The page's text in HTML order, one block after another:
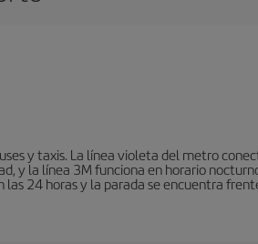
y taxis. La línea violeta del metro
y la línea 3M funciona en horario
las 24 horas y la parada se encuentra